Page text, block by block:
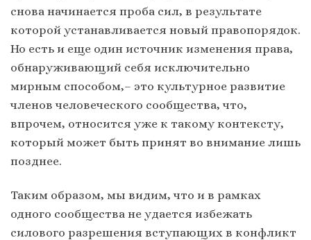
снова начинается проба сил, в результате
которой устанавливается новый правопорядок.
Но есть и еще один источник изменения права,
обнаруживающий себя исключительно
мирным способом,– это культурное развитие
членов человеческого сообщества, что,
впрочем, относится уже к такому контексту,
который может быть принят во внимание лишь
позднее.
Таким образом, мы видим, что и в рамках
одного сообщества не удается избежать
силового разрешения вступающих в конфликт